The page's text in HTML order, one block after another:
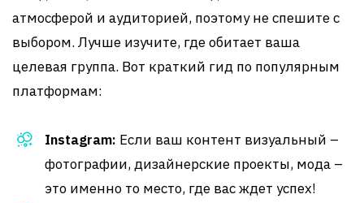
атмосферой и аудиторией, поэтому не спешите с
выбором. Лучше изучите, где обитает ваша
целевая группа. Вот краткий гид по популярным
платформам:
Instagram: Если ваш контент визуальный –
фотографии, дизайнерские проекты, мода –
это именно то место, где вас ждет успех!